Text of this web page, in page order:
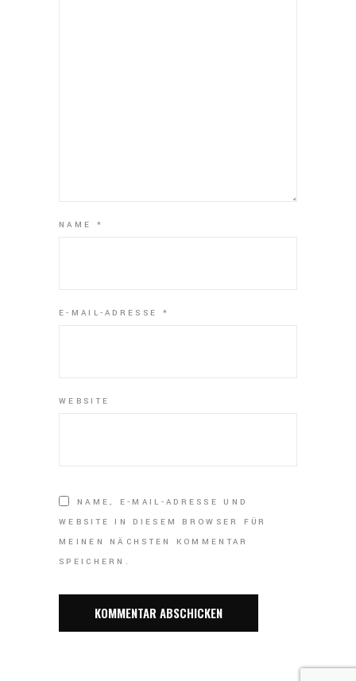
NAME *
E-MAIL-ADRESSE *
WEBSITE
NAME, E-MAIL-ADRESSE UND
WEBSITE IN DIESEM BROWSER FÜR
MEINEN NÄCHSTEN KOMMENTAR
SPEICHERN.